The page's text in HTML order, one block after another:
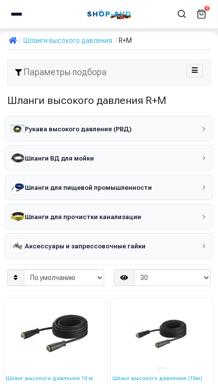
0
Шланги высокого давления R+M
Параметры подбора
Шланги высокого давления R+M
Рукава высокого давления (РВД)
Шланги ВД для мойки
Шланги для пищевой промышленности
Шланги для прочистки канализации
Аксессуары и запрессовочные гайки
Шланг высокого давления 10 м Шланг высокого давления (15м)